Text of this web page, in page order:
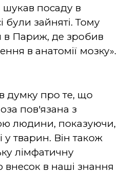
шукав посаду в
були зайняті. Тому
в Париж, де зробив
в анатомії мозку».
думку про те, що
пов'язана з
людини, показуючи,
у тварин. Він також
лімфатичну
внесок в наші знання